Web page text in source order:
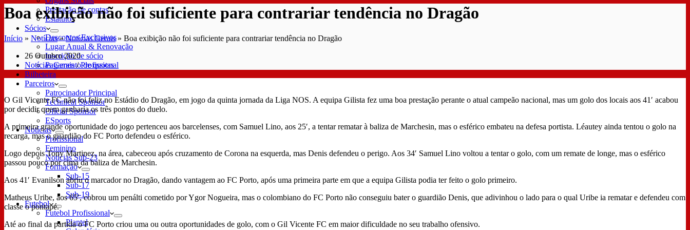
Prestação de contas
Estatutos
Sócios
Descontos Exclusivos
Lugar Anual & Renovação
Inscrição de sócio
Pagamento de quotas
Bilheteira
Parceiros
Patrocinador Principal
Technical Sponsor
Oficial Sponsor
ESports
Notícias
Profissional
Feminino
Notícias Sub-23
Formação
Sub-15
Sub-17
Sub-19
Futebol
Futebol Profissional
Plantel
Boa exibição não foi suficiente para contrariar tendência no Dragão
Início » Notícias»Notícias Gerais» Boa exibição não foi suficiente para contrariar tendência no Dragão
26 Outubro 2020
Notícias Gerais/Profissional
O Gil Vicente FC não foi feliz no Estádio do Dragão, em jogo da quinta jornada da Liga NOS. A equipa Gilista fez uma boa prestação perante o atual campeão nacional, mas um golo dos locais aos 41′ acabou
por decidir quem ganharia os três pontos do duelo.
A primeira grande oportunidade do jogo pertenceu aos barcelenses, com Samuel Lino, aos 25′, a tentar rematar à baliza de Marchesin, mas o esférico embateu na defesa portista. Léautey ainda tentou o golo na
recarga, mas o guardião do FC Porto defendeu o esférico.
Logo depois Tony Martinez, na área, cabeceou após cruzamento de Corona na esquerda, mas Denis defendeu o perigo. Aos 34′ Samuel Lino voltou a tentar o golo, com um remate de longe, mas o esférico
passou pouco por cima da baliza de Marchesin.
Aos 41′ Evanilson abriu o marcador no Dragão, dando vantagem ao FC Porto, após uma primeira parte em que a equipa Gilista podia ter feito o golo primeiro.
Matheus Uribe, aos 65′, cobrou um penálti cometido por Ygor Nogueira, mas o colombiano do FC Porto não conseguiu bater o guardião Denis, que adivinhou o lado para o qual Uribe ia rematar e defendeu com
classe o pontapé.
Até ao final da partida o FC Porto criou uma ou outra oportunidades de golo, com o Gil Vicente FC em maior dificuldade no seu trabalho ofensivo.